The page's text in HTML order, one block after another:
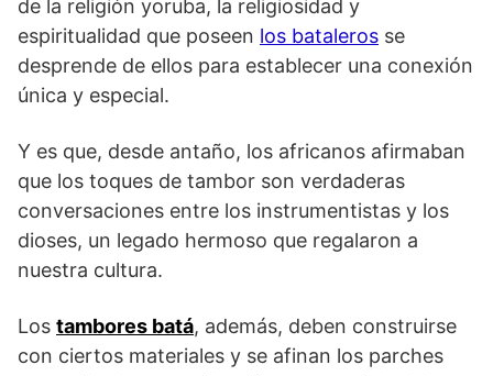
de la religión yoruba, la religiosidad y
espiritualidad que poseen los bataleros se
desprende de ellos para establecer una conexión
única y especial.
Y es que, desde antaño, los africanos afirmaban
que los toques de tambor son verdaderas
conversaciones entre los instrumentistas y los
dioses, un legado hermoso que regalaron a
nuestra cultura.
Los tambores batá, además, deben construirse
con ciertos materiales y se afinan los parches